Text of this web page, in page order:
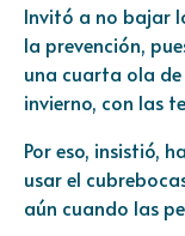
Invitó a no bajar
la prevención,
una cuarta ola de
invierno, con las
Por eso, insistió,
usar el
aún cuando las